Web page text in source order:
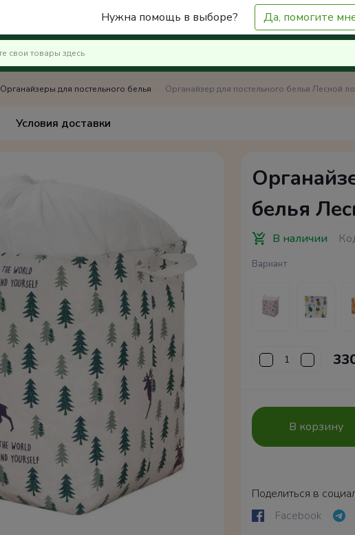
Нужна помощь в выборе? Да, помогите
Органайзеры для постельного белья Органайзер для постельного белья Лесной
Условия доставки
белья
В наличии
Вариант
В корзину
Поделиться в
Facebook